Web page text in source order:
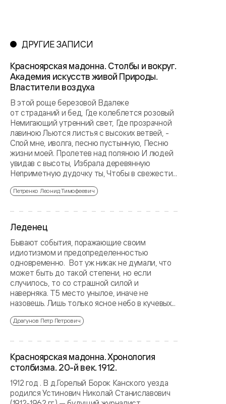
ДРУГИЕ ЗАПИСИ
Красноярская мадонна. Столбы и вокруг.
Академия искусств живой Природы.
Властители воздуха
В этой роще березовой Вдалеке
от страданий и бед, Где колеблется розовый
Немигающий утренний свет, Где прозрачной
лавиною Льются листья с высоких ветвей, -
Спой мне, иволга, песню пустынную, Песню
жизни моей. Пролетев над поляною И людей
увидав с высоты, Избрала деревянную
Неприметную дудочку ты, Чтобы в свежести...
Петренко Леонид Тимофеевич
Леденец
Бывают события, поражающие своим
идиотизмом и предопределенностью
одновременно. Вот уж никак не думали, что
может быть до такой степени, но если
случилось, то со страшной силой и
наверняка. Т5 место унылое, иначе не
назовешь. Лишь только ясное небо в кучевых...
Драгунов Петр Петрович
Красноярская мадонна. Хронология
столбизма. 20-й век. 1912.
1912 год . В д.Горелый Борок Канского уезда
родился Устинович Николай Станиславович